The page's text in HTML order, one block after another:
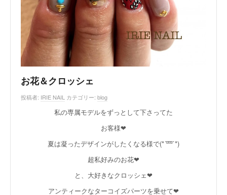
お花＆クロッシェ
投稿者: IRIE NAIL カテゴリー: blog
私の専属モデルをずっとして下さってた
お客様❤︎
夏は凝ったデザインがしたくなる様で(*´罒`*)
超私好みのお花❤︎
と、大好きなクロッシェ❤︎
アンティークなターコイズパーツを乗せて❤︎